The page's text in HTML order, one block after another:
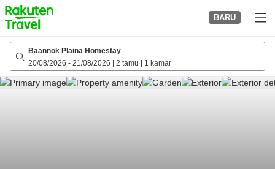
to
top
page
BARU
Baannok Plaina Homestay
20/08/2026 - 21/08/2026 2 tamu 1 kamar